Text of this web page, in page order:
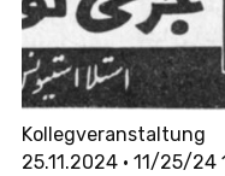
Kollegveranstaltung
25.11.2024 • 11/25/